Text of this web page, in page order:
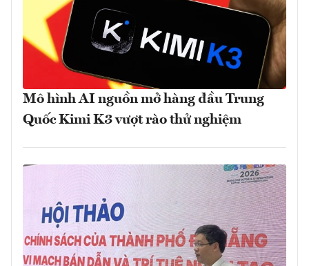
Mô hình AI nguồn mở hàng đầu Trung
Quốc Kimi K3 vượt rào thử nghiệm